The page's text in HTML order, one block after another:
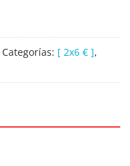
Categorías: [ 2x6 € ],